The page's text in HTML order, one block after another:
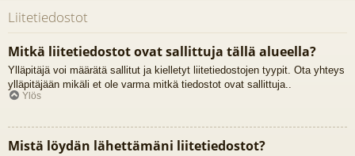
Liitetiedostot
Mitkä liitetiedostot ovat sallittuja tällä alueella?
Ylläpitäjä voi määrätä sallitut ja kielletyt liitetiedostojen tyypit. Ota yhteys
ylläpitäjään mikäli et ole varma mitkä tiedostot ovat sallittuja..
Ylös
Mistä löydän lähettämäni liitetiedostot?